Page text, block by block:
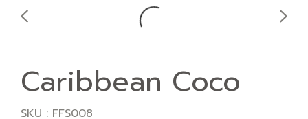
Caribbean Coco
SKU : FFS008